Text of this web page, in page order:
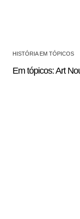
HISTÓRIA EM TÓPICOS
Em tópicos: Art